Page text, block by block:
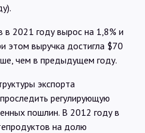
в 2021 году вырос на 1,8% и
этом выручка достигла $70
чем в предыдущем году.
экспорта
регулирующую
пошлин. В 2012 году в
на долю